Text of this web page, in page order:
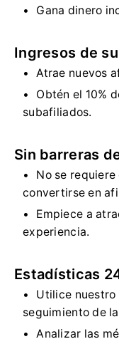
Gana dinero
Ingresos de
Atrae nuevos
Obtén el 10%
subafiliados.
Sin barreras
No se
convertirse en
Empiece a
experiencia.
Estadísticas
Utilice nuestro
seguimiento de
Analizar las